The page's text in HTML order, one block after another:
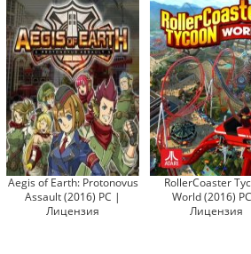
Aegis of Earth: Protonovus
Assault (2016) PC |
Лицензия
RollerCoaster
World (2016)
Лицензия